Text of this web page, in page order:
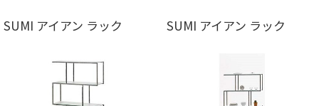
SUMI アイアン ラック SUMI アイアン ラック